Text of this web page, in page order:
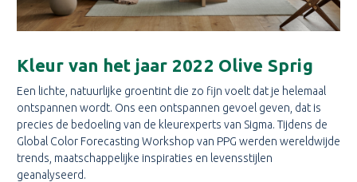
Kleur van het jaar 2022 Olive Sprig
Een lichte, natuurlijke groentint die zo fijn voelt dat je helemaal
ontspannen wordt. Ons een ontspannen gevoel geven, dat is
precies de bedoeling van de kleurexperts van Sigma. Tijdens de
Global Color Forecasting Workshop van PPG werden wereldwijde
trends, maatschappelijke inspiraties en levensstijlen
geanalyseerd.